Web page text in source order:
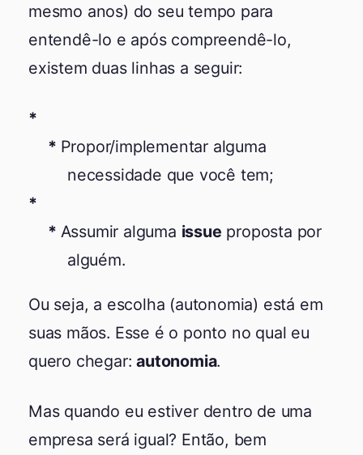
mesmo anos) do seu tempo para
entendê-lo e após compreendê-lo,
existem duas linhas a seguir:
Propor/implementar alguma
necessidade que você tem;
Assumir alguma issue proposta por
alguém.
Ou seja, a escolha (autonomia) está em
suas mãos. Esse é o ponto no qual eu
quero chegar:autonomia.
Mas quando eu estiver dentro de uma
empresa será igual? Então, bem